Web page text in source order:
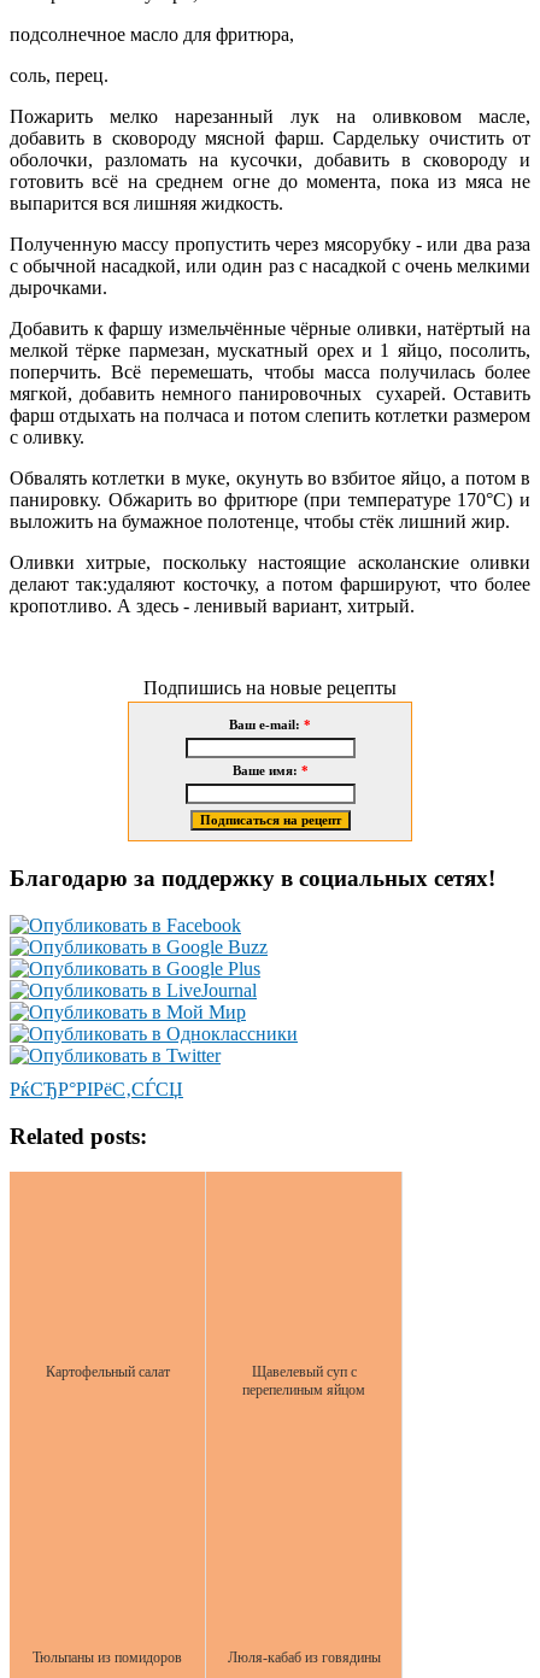
подсолнечное масло для фритюра,
соль, перец.
Пожарить мелко нарезанный лук на оливковом масле,
добавить в сковороду мясной фарш. Сардельку очистить от
оболочки, разломать на кусочки, добавить в сковороду и
готовитьвсё на среднем огне до момента, пока из мяса не
выпарится вся лишняя жидкость.
Полученную массу пропустить через мясорубку - или два раза
с обычной насадкой, или один раз с насадкой с очень мелкими
дырочками.
Добавить к фаршу измельчённые чёрные оливки, натёртый на
мелкой тёрке пармезан, мускатный орех и 1 яйцо, посолить,
поперчить. Всё перемешать, чтобы масса получилась более
мягкой, добавить немного панировочных сухарей. Оставить
фарш отдыхать на полчаса и потом слепить котлетки размером
с оливку.
Обвалять котлетки в муке, окунуть во взбитое яйцо, а потом в
панировку. Обжарить во фритюре (при температуре 170°С) и
выложить на бумажное полотенце, чтобы стёк лишний жир.
Оливки хитрые, поскольку настоящие асколанские оливки
делают так:удаляют косточку, а потом фаршируют, что более
кропотливо. А здесь - ленивый вариант, хитрый.
Подпишись на новые рецепты
Ваш e-mail: *
Ваше имя: *
Благодарю за поддержку в социальных сетях!
РќСЂР°РІРёС‚СЃСЏ
Related posts:
Картофельный салат
Щавелевый суп с
перепелиным яйцом
Тюльпаны из помидоров Люля-кабаб из говядины